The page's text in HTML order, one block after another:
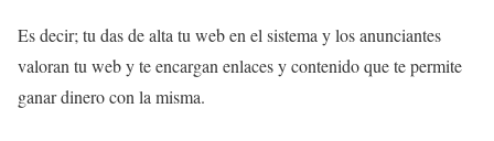
Es decir; tu das de alta tu web en el sistema y los anunciantes
valoran tu web y te encargan enlaces y contenido que te permite
ganar dinero con la misma.